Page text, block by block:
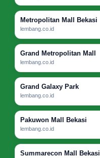
Metropolitan Mall Bekasi
lembang.co.id
Grand Metropolitan Mall
lembang.co.id
Grand Galaxy Park
lembang.co.id
Pakuwon Mall Bekasi
lembang.co.id
Summarecon Mall Bekasi